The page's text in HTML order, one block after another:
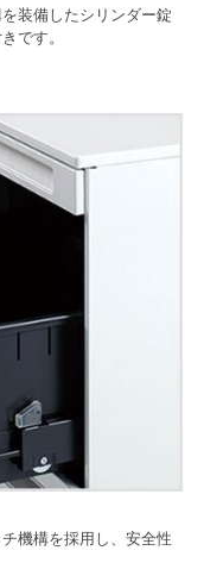
装備したシリンダー錠
です。
機構を採用し、安全性